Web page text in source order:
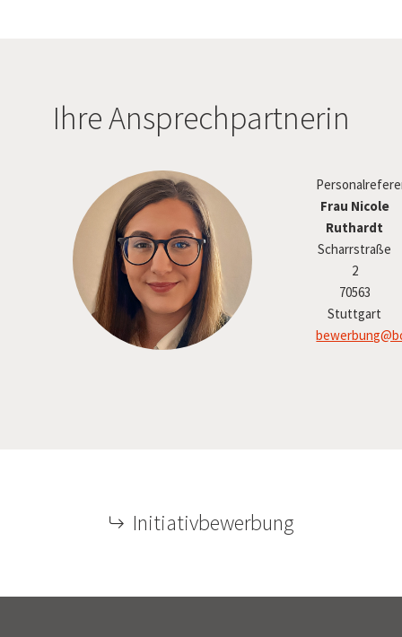
Ihre Ansprechpartnerin
Frau Nicole
Ruthardt
Scharrstraße
2
70563
Stuttgart
Initiativbewerbung